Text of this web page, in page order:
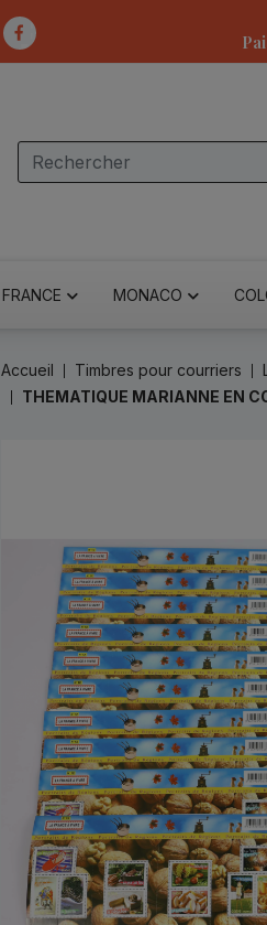
FRANCE MONACO
Accueil Timbres pour courriers
THEMATIQUE MARIANNE EN